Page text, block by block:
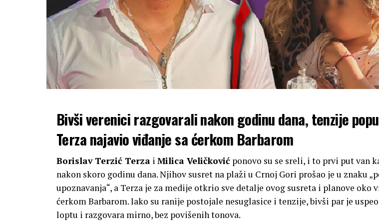
Bivši verenici razgovarali nakon godinu dana, tenzije
Terza najavio viđanje sa ćerkom Barbarom
Borislav Terzić Terza i Milica Veličković ponovo su se sreli, i to prvi put van
nakon skoro godinu dana. Njihov susret na plaži u Crnoj Gori prošao je u znaku
upoznavanja“, a Terza je za medije otkrio sve detalje ovog susreta i planove oko
ćerkom Barbarom. Iako su ranije postojale nesuglasice i tenzije, bivši par je
loptu i razgovara mirno, bez povišenih tonova.